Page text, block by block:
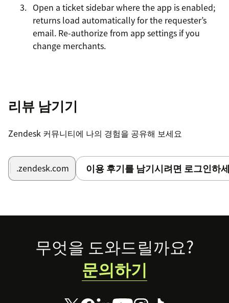
Open a ticket sidebar where the app is enabled;
returns load automatically for the requester’s
email. Re-authorize from app settings if you
change merchants.
리뷰 남기기
Zendesk 커뮤니티에 나의 경험을 공유해 보세요
.zendesk.com 이용 후기를 남기시려면 로그인하
Footer무엇을 도와드릴까요?
문의하기